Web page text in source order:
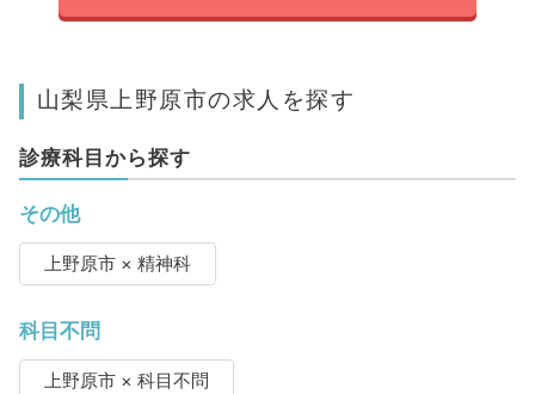
山梨県上野原市の求人を探す
診療科目から探す
その他
上野原市 × 精神科
科目不問
上野原市 × 科目不問